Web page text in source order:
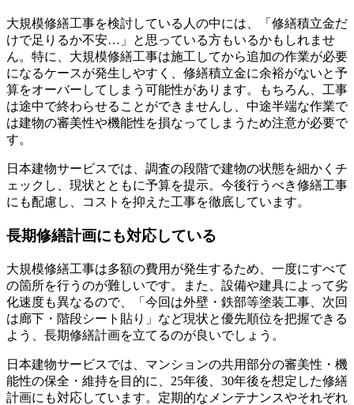
大規模修繕工事を検討している人の中には、「修繕積立金だ
けで足りるか不安…」と思っている方もいるかもしれませ
ん。特に、大規模修繕工事は施工してから追加の作業が必要
になるケースが発生しやすく、修繕積立金に余裕がないと予
算をオーバーしてしまう可能性があります。もちろん、工事
は途中で終わらせることができませんし、中途半端な作業で
は建物の審美性や機能性を損なってしまうため注意が必要で
す。
日本建物サービスでは、調査の段階で建物の状態を細かくチ
ェックし、現状とともに予算を提示。 今後行うべき修繕工事
にも配慮し、コストを抑えた工事を徹底しています。
長期修繕計画にも対応している
大規模修繕工事は多額の費用が発生するため、一度にすべて
の箇所を行うのが難しいです。また、設備や建具によって劣
化速度も異なるので、「今回は外壁・鉄部等塗装工事、次回
は廊下・階段シート貼り」など現状と優先順位を把握できる
よう、長期修繕計画を立てるのが良いでしょう。
日本建物サービスでは、マンションの共用部分の審美性・機
能性の保全・維持を目的に、 25年後、30年後を想定した修繕
計画にも対応しています。定期的なメンテナンスやそれぞれ